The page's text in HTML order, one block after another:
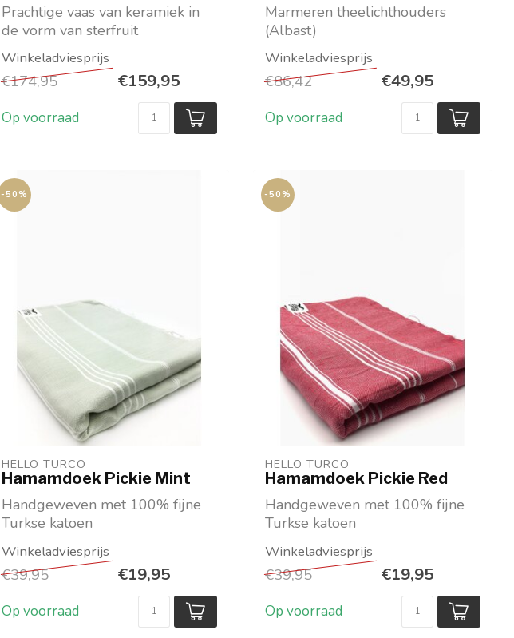
Prachtige vaas van keramiek in
de vorm van sterfruit
€174,95 €159,95
Op voorraad
Marmeren theelichthouders
(Albast)
Diverse prachtige kleuren
Dr...
€86,42 €49,95
Op voorraad
-50%
HELLO TURCO
Hamamdoek Pickie Mint
Handgeweven met 100% fijne
Turkse katoen
Afmeting 220 x 1...
€39,95 €19,95
Op voorraad
-50%
HELLO TURCO
Hamamdoek Pickie Red
Handgeweven met 100% fijne
Turkse katoen
Afmeting 220 x 150 cm...
€39,95 €19,95
Op voorraad